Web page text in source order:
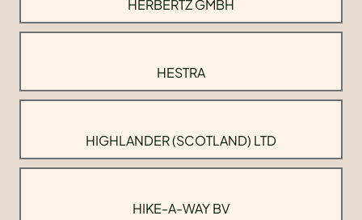
HERBERTZ GMBH
HESTRA
HIGHLANDER (SCOTLAND) LTD
HIKE-A-WAY BV